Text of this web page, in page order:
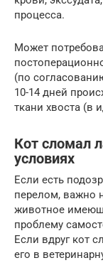
процесса.
Может
(по
10-14 дней
ткани хвоста (в
Кот сломал
условиях
Если есть
перелом, важно
животное
проблему
Если вдруг кот
его в